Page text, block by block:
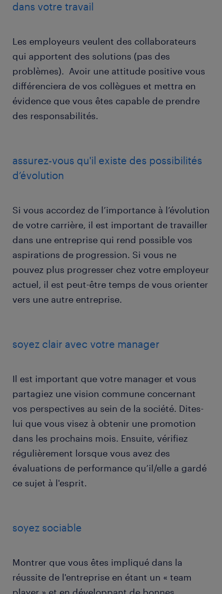
dans votre travail
Les employeurs veulent des collaborateurs
qui apportent des solutions (pas des
problèmes). Avoir une attitude positive vous
différenciera de vos collègues et mettra en
évidence que vous êtes capable de prendre
des responsabilités.
assurez-vous qu'il existe des possibilités
d’évolution
Si vous accordez de l’importance à l’évolution
de votre carrière, il est important de travailler
dans une entreprise qui rend possible vos
aspirations de progression. Si vous ne
pouvez plus progresser chez votre employeur
actuel, il est peut-être temps de vous orienter
vers une autre entreprise.
soyez clair avec votre manager
Il est important que votre manager et vous
partagiez une vision commune concernant
vos perspectives au sein de la société. Dites-
lui que vous visez à obtenir une promotion
dans les prochains mois. Ensuite, vérifiez
régulièrement lorsque vous avez des
évaluations de performance qu’il/elle a gardé
ce sujet à l'esprit.
soyez sociable
Montrer que vous êtes impliqué dans la
réussite de l'entreprise en étant un « team